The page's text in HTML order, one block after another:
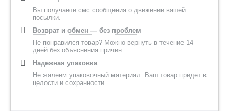
Вы получаете смс сообщения о движении вашей
посылки.
Возврат и обмен — без проблем
Не понравился товар? Можно вернуть в течение 14
дней без объяснения причин.
Надежная упаковка
Не жалеем упаковочный материал. Ваш товар придет в
целости и сохранности.